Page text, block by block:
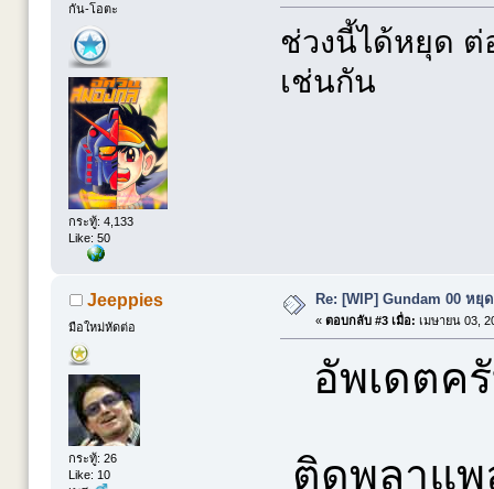
กัน-โอตะ
กระทู้: 4,133
Like: 50
ช่วงนี้ได้หยุด
เช่นกัน
Jeeppies
มือใหม่หัดต่อ
กระทู้: 26
Like: 10
Re: [WIP] Gundam 00 หยุ
« ตอบกลับ #3 เมื่อ: เมษายน 03,
อัพเดตค
ติดพลาแ